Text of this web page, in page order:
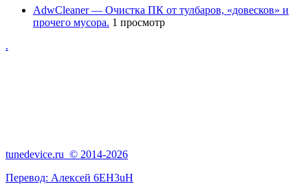
AdwCleaner — Очистка ПК от тулбаров, «довесков» и
прочего мусора. 1 просмотр
.
tunedevice.ru © 2014-2026
Перевод: Алексей 6EH3uH